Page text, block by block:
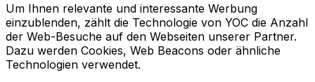
Um Ihnen relevante und interessante Werbung
einzublenden, zählt die Technologie von YOC die Anzahl
der Web-Besuche auf den Webseiten unserer Partner.
Dazu werden Cookies, Web Beacons oder ähnliche
Technologien verwendet.